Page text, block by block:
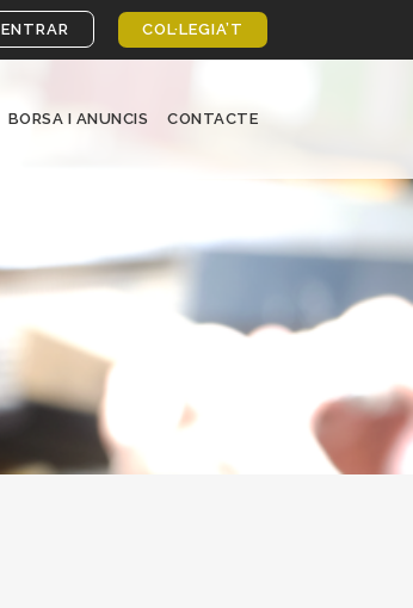
ENTRAR COL·LEGIA’T
BORSA I ANUNCIS CONTACTE